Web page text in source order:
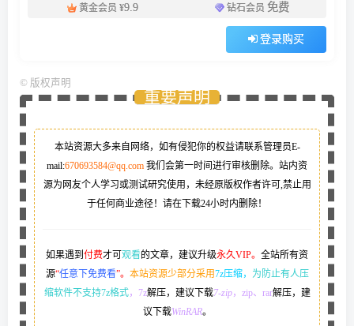
黄金会员 ¥9.9 钻石会员 免费
登录购买
© 版权声明
重要声明
本站资源大多来自网络，如有侵犯你的权益请联系管理员E-
mail:670693584@qq.com 我们会第一时间进行审核删除。站内资
源为网友个人学习或测试研究使用，未经原版权作者许可,禁止用
于任何商业途径！请在下载24小时内删除！
如果遇到 付费才可 观看的文章，建议升级永久VIP。 全站所有资
源“任意下免费看”。 本站资源少部分采用7z压缩，
为防止有人压
缩软件不支持7z格式，7z解压，建议下载7-zip，zip、rar解压，建
议下载WinRAR。